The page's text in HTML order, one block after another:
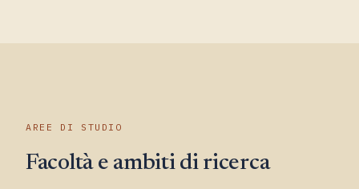
AREE DI STUDIO
Facoltà e ambiti di ricerca